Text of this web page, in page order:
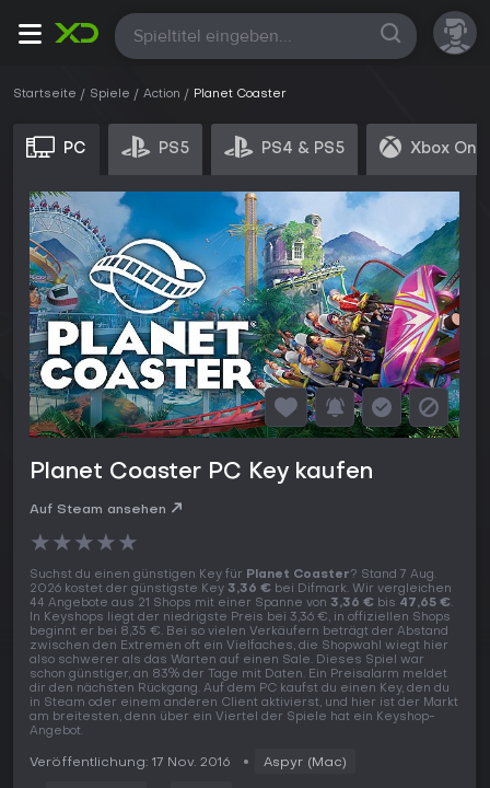
Alle
Startseite Spiele Action Planet Coaster
PC PS5 PS4 & PS5 Xbox
Planet Coaster PC Key kaufen
Auf Steam ansehen
★★★★★
Suchst du einen günstigen Key für Planet Coaster? Stand 7 Aug.
2026 kostet der günstigste Key 3,36 € bei Difmark. Wir vergleichen
44 Angebote aus 21 Shops mit einer Spanne von 3,36 € bis 47,65 €.
In Keyshops liegt der niedrigste Preis bei 3,36 €, in offiziellen Shops
beginnt er bei 8,35 €. Bei so vielen Verkäufern beträgt der Abstand
zwischen den Extremen oft ein Vielfaches, die Shopwahl wiegt hier
also schwerer als das Warten auf einen Sale. Dieses Spiel war
schon günstiger, an 83% der Tage mit Daten. Ein Preisalarm meldet
dir den nächsten Rückgang. Auf dem PC kaufst du einen Key, den du
in Steam oder einem anderen Client aktivierst, und hier ist der Markt
am breitesten, denn über ein Viertel der Spiele hat ein Keyshop-
Angebot.
Veröffentlichung: 17 Nov. 2016 Aspyr (Mac)